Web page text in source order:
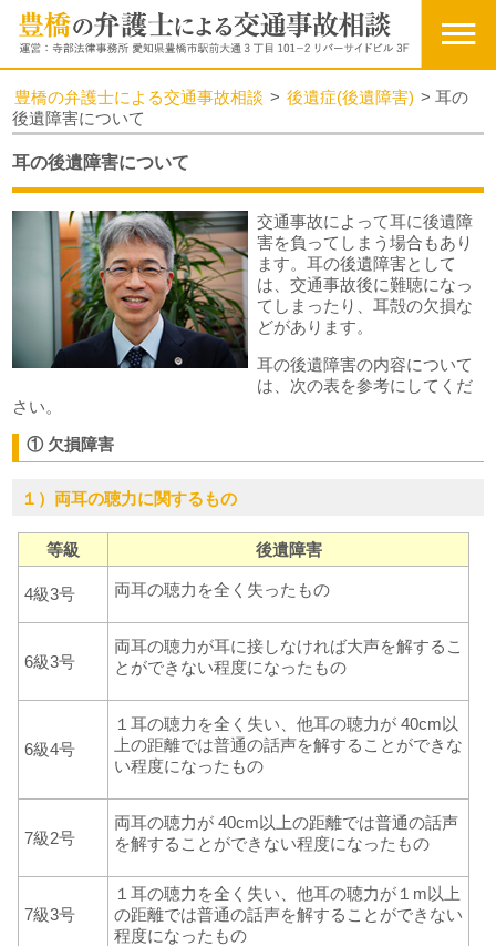
豊橋の弁護士による交通事故相談 > 後遺症(後遺障害) >耳の
後遺障害について
耳の後遺障害について
交通事故によって耳に後遺障
害を負ってしまう場合もあり
ます。耳の後遺障害として
は、交通事故後に難聴になっ
てしまったり、耳殻の欠損な
どがあります。
耳の後遺障害の内容について
は、次の表を参考にしてくだ
さい。
① 欠損障害
１）両耳の聴力に関するもの
等級 後遺障害
4級3号 両耳の聴力を全く失ったもの
6級3号
両耳の聴力が耳に接しなければ大声を解するこ
とができない程度になったもの
6級4号
１耳の聴力を全く失い、他耳の聴力が 40cm以
上の距離では普通の話声を解することができな
い程度になったもの
7級2号
両耳の聴力が 40cm以上の距離では普通の話声
を解することができない程度になったもの
7級3号
１耳の聴力を全く失い、他耳の聴力が１m以上
の距離では普通の話声を解することができない
程度になったもの